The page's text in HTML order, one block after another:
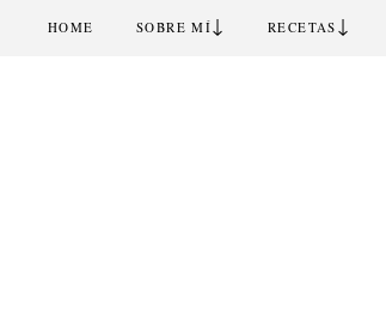
HOME SOBRE MÍ↓ RECETAS ↓